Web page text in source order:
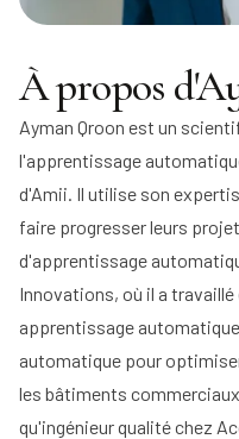
À propos
Ayman Qroon est un
l'apprentissage
d'Amii. Il utilise son
faire progresser leurs
d'apprentissage
Innovations, où il a
apprentissage
automatique pour
les bâtiments
qu'ingénieur qualité chez